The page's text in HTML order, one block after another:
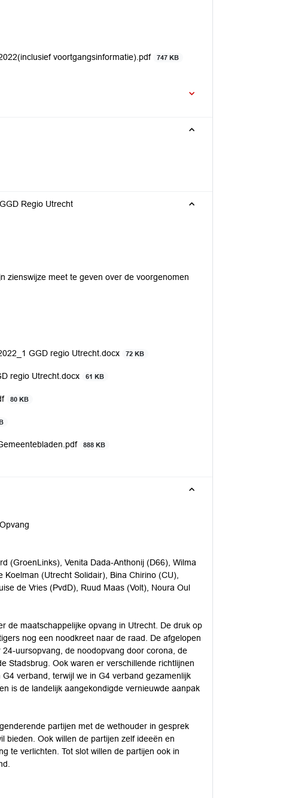
voortgangsinformatie).pdf
747 KB
Regio Utrecht
zienswijze meet te geven over de voorgenomen
GGD regio Utrecht.docx 72 KB
regio Utrecht.docx 61 KB
80 KB
888 KB
(GroenLinks), Venita Dada-Anthonij (D66), Wilma
(Utrecht Solidair), Bina Chirino (CU),
de Vries (PvdD), Ruud Maas (Volt), Noura Oul
de maatschappelijke opvang in Utrecht. De druk op
nog een noodkreet naar de raad. De afgelopen
uursopvang, de noodopvang door corona, de
Stadsbrug. Ook waren er verschillende richtlijnen
verband, terwijl we in G4 verband gezamenlijk
is de landelijk aangekondigde vernieuwde aanpak
partijen met de wethouder in gesprek
bieden. Ook willen de partijen zelf ideeën en
te verlichten. Tot slot willen de partijen ook in